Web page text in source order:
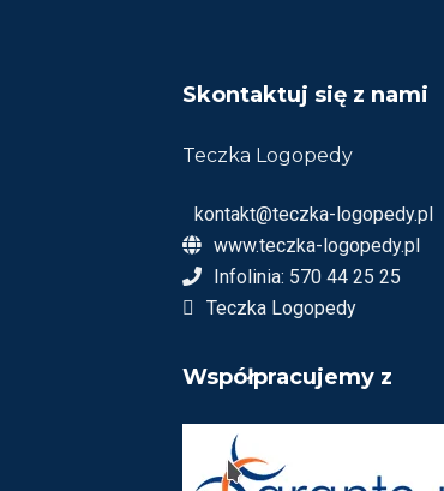
Skontaktuj się z nami
Teczka Logopedy
kontakt@teczka-logopedy.pl
www.teczka-logopedy.pl
Infolinia: 570 44 25 25
Teczka Logopedy
Współpracujemy z